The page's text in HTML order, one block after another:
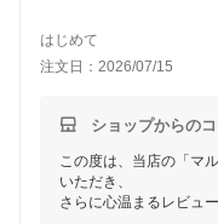
味の素等の皮が薄く小
まりです。
はじめて
注文日：2026/07/15
ショップからの
この度は、当店の「マ
いただき、
さらに心温まるレビュ